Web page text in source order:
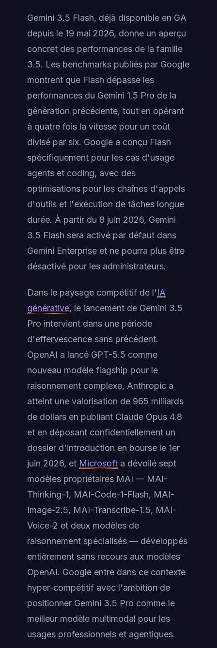
Gemini 3.5 Flash, déjà disponible en GA
depuis le 19 mai 2026, donne un aperçu
concret des performances de la famille
3.5. Les benchmarks publiés par Google
montrent que Flash dépasse les
performances du Gemini 1.5 Pro de la
génération précédente, tout en opérant
à quatre fois la vitesse pour un coût
divisé par six. Google a conçu Flash
spécifiquement pour les cas d'usage
agents et coding, avec des
optimisations pour les chaînes d'appels
d'outils et l'exécution de tâches longue
durée. À partir du 8 juin 2026, Gemini
3.5 Flash sera activé par défaut dans
Gemini Enterprise et ne pourra plus être
désactivé pour les administrateurs.
Dans le paysage compétitif de l'IA
générative, le lancement de Gemini 3.5
Pro intervient dans une période
d'effervescence sans précédent.
OpenAI a lancé GPT-5.5 comme
nouveau modèle flagship pour le
raisonnement complexe, Anthropic a
atteint une valorisation de 965 milliards
de dollars en publiant Claude Opus 4.8
et en déposant confidentiellement un
dossier d'introduction en bourse le 1er
juin 2026, et Microsoft a dévoilé sept
modèles propriétaires MAI — MAI-
Thinking-1, MAI-Code-1-Flash, MAI-
Image-2.5, MAI-Transcribe-1.5, MAI-
Voice-2 et deux modèles de
raisonnement spécialisés — développés
entièrement sans recours aux modèles
OpenAI. Google entre dans ce contexte
hyper-compétitif avec l'ambition de
positionner Gemini 3.5 Pro comme le
meilleur modèle multimodal pour les
usages professionnels et agentiques.